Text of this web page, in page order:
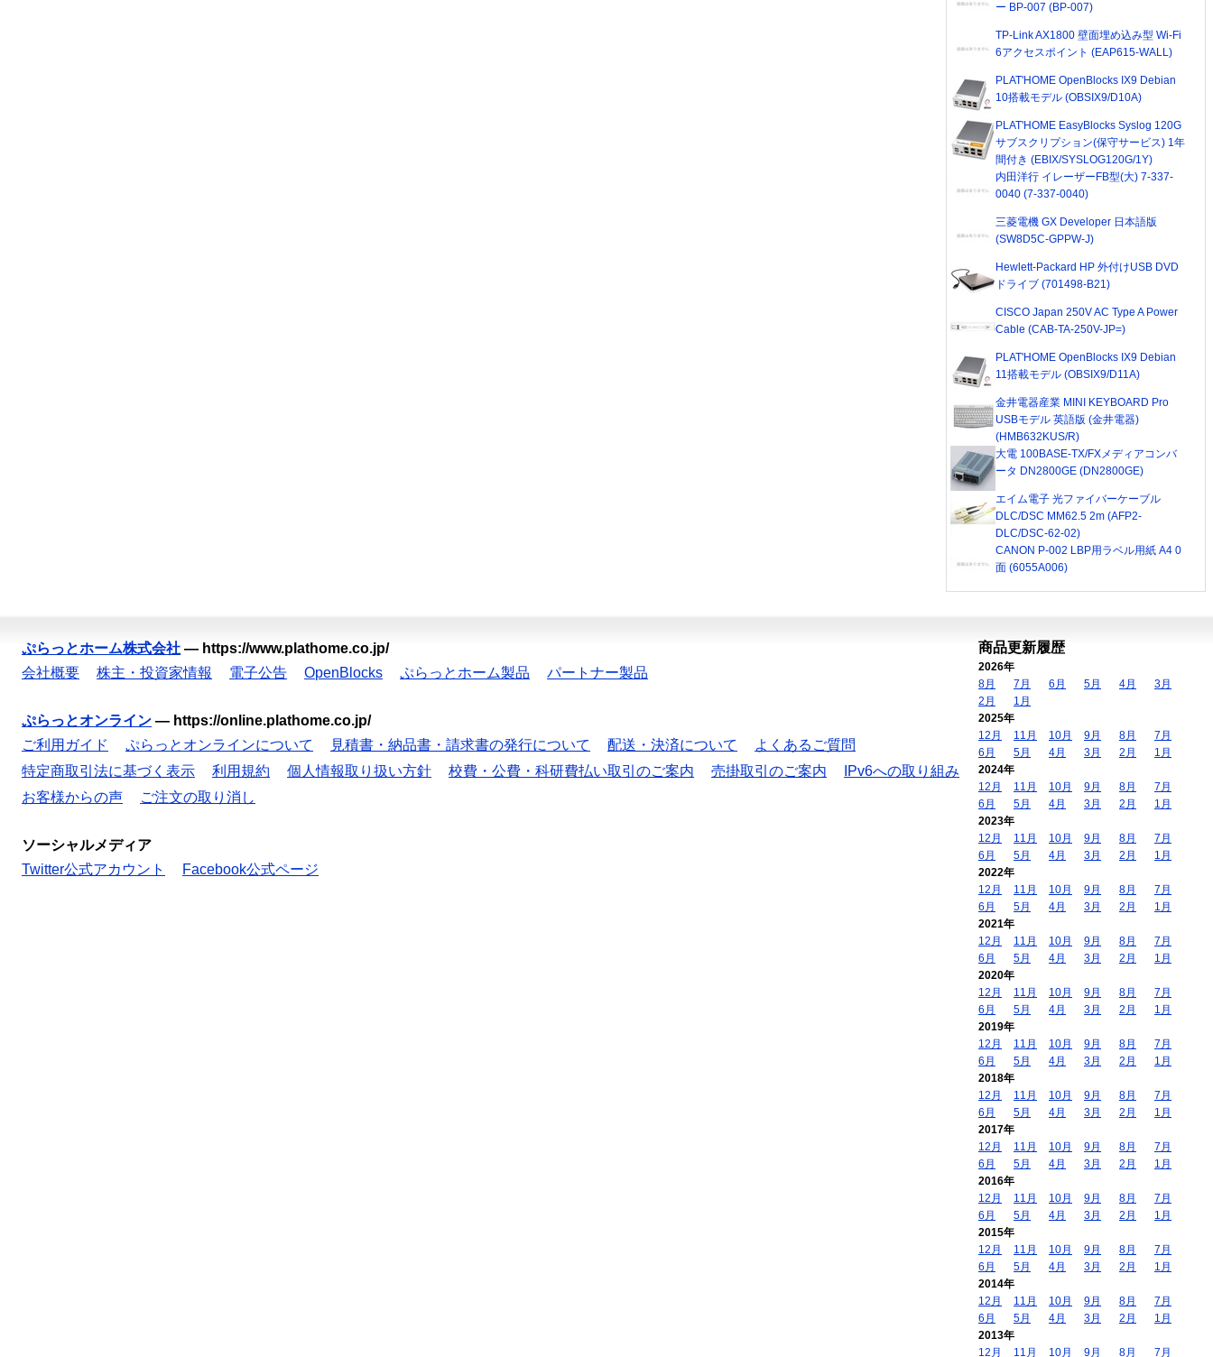
ー BP-007 (BP-007)
TP-Link AX1800 壁面埋め込み型 Wi-Fi
6アクセスポイント (EAP615-WALL)
PLAT'HOME OpenBlocks IX9 Debian
10搭載モデル (OBSIX9/D10A)
PLAT'HOME EasyBlocks Syslog 120G
サブスクリプション(保守サービス) 1年
間付き (EBIX/SYSLOG120G/1Y)
内田洋行 イレーザーFB型(大) 7-337-
0040 (7-337-0040)
三菱電機 GX Developer 日本語版
(SW8D5C-GPPW-J)
Hewlett-Packard HP 外付けUSB DVD
ドライブ (701498-B21)
CISCO Japan 250V AC Type A Power
Cable (CAB-TA-250V-JP=)
PLAT'HOME OpenBlocks IX9 Debian
11搭載モデル (OBSIX9/D11A)
金井電器産業 MINI KEYBOARD Pro
USBモデル 英語版 (金井電器)
(HMB632KUS/R)
大電 100BASE-TX/FXメディアコンバ
ータ DN2800GE (DN2800GE)
エイム電子 光ファイバーケーブル
DLC/DSC MM62.5 2m (AFP2-
DLC/DSC-62-02)
CANON P-002 LBP用ラベル用紙 A4 0
面 (6055A006)
ぷらっとホーム株式会社 — https://www.plathome.co.jp/
会社概要
株主・投資家情報 電子公告 OpenBlocks ぷらっとホーム製品 パートナー製品
ぷらっとオンライン — https://online.plathome.co.jp/
ご利用ガイド
ぷらっとオンラインについて 見積書・納品書・請求書の発行について 配送・決済について
よくあるご質問
特定商取引法に基づく表示
利用規約 個人情報取り扱い方針 校費・公費・科研費払い取引のご案内 売掛取引のご案内
IPv6への取り組み
お客様からの声
ご注文の取り消し
ソーシャルメディア
Twitter公式アカウント
Facebook公式ページ
商品更新履歴
2026年
8月
7月 6月 5月 4月
3月
2月
1月
2025年
12月
11月 10月 9月 8月
7月
6月
5月 4月 3月 2月
1月
2024年
12月
11月 10月 9月 8月
7月
6月
5月 4月 3月 2月
1月
2023年
12月
11月 10月 9月 8月
7月
6月
5月 4月 3月 2月
1月
2022年
12月
11月 10月 9月 8月
7月
6月
5月 4月 3月 2月
1月
2021年
12月
11月 10月 9月 8月
7月
6月
5月 4月 3月 2月
1月
2020年
12月
11月 10月 9月 8月
7月
6月
5月 4月 3月 2月
1月
2019年
12月
11月 10月 9月 8月
7月
6月
5月 4月 3月 2月
1月
2018年
12月
11月 10月 9月 8月
7月
6月
5月 4月 3月 2月
1月
2017年
12月
11月 10月 9月 8月
7月
6月
5月 4月 3月 2月
1月
2016年
12月
11月 10月 9月 8月
7月
6月
5月 4月 3月 2月
1月
2015年
12月
11月 10月 9月 8月
7月
6月
5月 4月 3月 2月
1月
2014年
12月
11月 10月 9月 8月
7月
6月
5月 4月 3月 2月
1月
2013年
12月
11月 10月 9月 8月 7月